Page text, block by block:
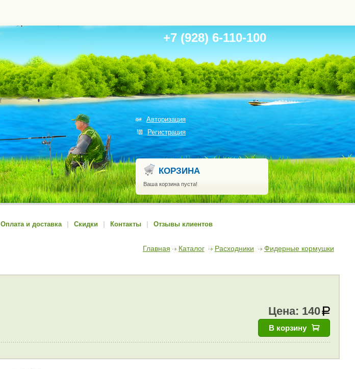
Авторизация
Регистрация
+7 (928) 6-110-100
КОРЗИНА
Ваша корзина пуста!
Оплата и доставка Скидки Контакты Отзывы клиентов
Главная Каталог Расходники Фидерные кормушки
Цена: 140
В корзину